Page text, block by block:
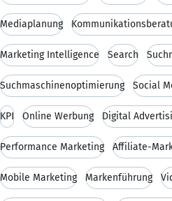
Mediaplanung
Marketing Intelligence Search
Suchmaschinenoptimierung Social
KPI Online Werbung Digital
Performance Marketing Affiliate-
Mobile Marketing Markenführung